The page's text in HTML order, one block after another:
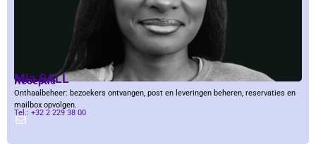
Mia SALL
Receptie
Onthaalbeheer: bezoekers ontvangen, post en leveringen beheren, reservaties en
mailbox opvolgen.
Tel.: +32 2 229 38 00